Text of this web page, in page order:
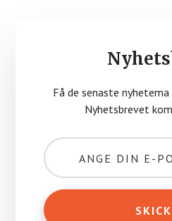
Få de senaste
Nyhetsbrevet